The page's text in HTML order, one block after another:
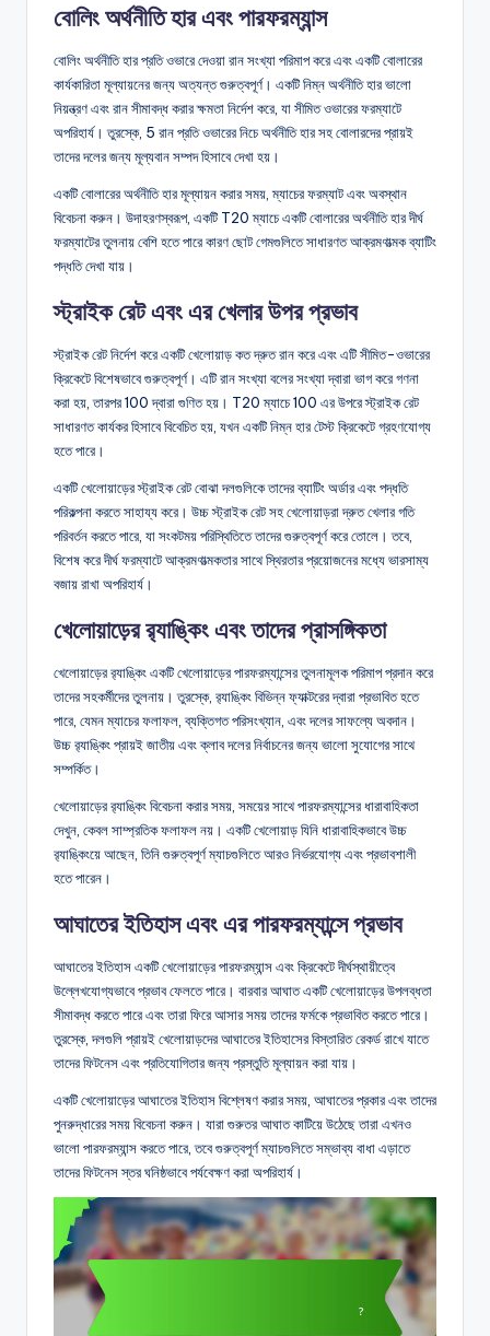
বোলিং অর্থনীতি হার এবং পারফরম্যান্স
বোলিং অর্থনীতি হার প্রতি ওভারে দেওয়া রান সংখ্যা পরিমাপ করে এবং একটি বোলারের
কার্যকারিতা মূল্যায়নের জন্য অত্যন্ত গুরুত্বপূর্ণ। একটি নিম্ন অর্থনীতি হার ভালো
নিয়ন্ত্রণ এবং রান সীমাবদ্ধ করার ক্ষমতা নির্দেশ করে, যা সীমিত ওভারের ফরম্যাটে
অপরিহার্য। তুরস্কে, 5 রান প্রতি ওভারের নিচে অর্থনীতি হার সহ বোলারদের প্রায়ই
তাদের দলের জন্য মূল্যবান সম্পদ হিসাবে দেখা হয়।
একটি বোলারের অর্থনীতি হার মূল্যায়ন করার সময়, ম্যাচের ফরম্যাট এবং অবস্থান
বিবেচনা করুন। উদাহরণস্বরূপ, একটি T20 ম্যাচে একটি বোলারের অর্থনীতি হার দীর্ঘ
ফরম্যাটের তুলনায় বেশি হতে পারে কারণ ছোট গেমগুলিতে সাধারণত আক্রমণাত্মক ব্যাটিং
পদ্ধতি দেখা যায়।
স্ট্রাইক রেট এবং এর খেলার উপর প্রভাব
স্ট্রাইক রেট নির্দেশ করে একটি খেলোয়াড় কত দ্রুত রান করে এবং এটি সীমিত-ওভারের
ক্রিকেটে বিশেষভাবে গুরুত্বপূর্ণ। এটি রান সংখ্যা বলের সংখ্যা দ্বারা ভাগ করে গণনা
করা হয়, তারপর 100 দ্বারা গুণিত হয়। T20 ম্যাচে 100 এর উপরে স্ট্রাইক রেট
সাধারণত কার্যকর হিসাবে বিবেচিত হয়, যখন একটি নিম্ন হার টেস্ট ক্রিকেটে গ্রহণযোগ্য
হতে পারে।
একটি খেলোয়াড়ের স্ট্রাইক রেট বোঝা দলগুলিকে তাদের ব্যাটিং অর্ডার এবং পদ্ধতি
পরিকল্পনা করতে সাহায্য করে। উচ্চ স্ট্রাইক রেট সহ খেলোয়াড়রা দ্রুত খেলার গতি
পরিবর্তন করতে পারে, যা সংকটময় পরিস্থিতিতে তাদের গুরুত্বপূর্ণ করে তোলে। তবে,
বিশেষ করে দীর্ঘ ফরম্যাটে আক্রমণাত্মকতার সাথে স্থিরতার প্রয়োজনের মধ্যে ভারসাম্য
বজায় রাখা অপরিহার্য।
খেলোয়াড়ের র‌্যাঙ্কিং এবং তাদের প্রাসঙ্গিকতা
খেলোয়াড়ের র‌্যাঙ্কিং একটি খেলোয়াড়ের পারফরম্যান্সের তুলনামূলক পরিমাপ প্রদান করে
তাদের সহকর্মীদের তুলনায়। তুরস্কে, র‌্যাঙ্কিং বিভিন্ন ফ্যাক্টরের দ্বারা প্রভাবিত হতে
পারে, যেমন ম্যাচের ফলাফল, ব্যক্তিগত পরিসংখ্যান, এবং দলের সাফল্যে অবদান।
উচ্চ র‌্যাঙ্কিং প্রায়ই জাতীয় এবং ক্লাব দলের নির্বাচনের জন্য ভালো সুযোগের সাথে
সম্পর্কিত।
খেলোয়াড়ের র‌্যাঙ্কিং বিবেচনা করার সময়, সময়ের সাথে পারফরম্যান্সের ধারাবাহিকতা
দেখুন, কেবল সাম্প্রতিক ফলাফল নয়। একটি খেলোয়াড় যিনি ধারাবাহিকভাবে উচ্চ
র‌্যাঙ্কিংয়ে আছেন, তিনি গুরুত্বপূর্ণ ম্যাচগুলিতে আরও নির্ভরযোগ্য এবং প্রভাবশালী
হতে পারেন।
আঘাতের ইতিহাস এবং এর পারফরম্যান্সে প্রভাব
আঘাতের ইতিহাস একটি খেলোয়াড়ের পারফরম্যান্স এবং ক্রিকেটে দীর্ঘস্থায়ীত্বে
উল্লেখযোগ্যভাবে প্রভাব ফেলতে পারে। বারবার আঘাত একটি খেলোয়াড়ের উপলব্ধতা
সীমাবদ্ধ করতে পারে এবং তারা ফিরে আসার সময় তাদের ফর্মকে প্রভাবিত করতে পারে।
তুরস্কে, দলগুলি প্রায়ই খেলোয়াড়দের আঘাতের ইতিহাসের বিস্তারিত রেকর্ড রাখে যাতে
তাদের ফিটনেস এবং প্রতিযোগিতার জন্য প্রস্তুতি মূল্যায়ন করা যায়।
একটি খেলোয়াড়ের আঘাতের ইতিহাস বিশ্লেষণ করার সময়, আঘাতের প্রকার এবং তাদের
পুনরুদ্ধারের সময় বিবেচনা করুন। যারা গুরুতর আঘাত কাটিয়ে উঠেছে তারা এখনও
ভালো পারফরম্যান্স করতে পারে, তবে গুরুত্বপূর্ণ ম্যাচগুলিতে সম্ভাব্য বাধা এড়াতে
তাদের ফিটনেস স্তর ঘনিষ্ঠভাবে পর্যবেক্ষণ করা অপরিহার্য।